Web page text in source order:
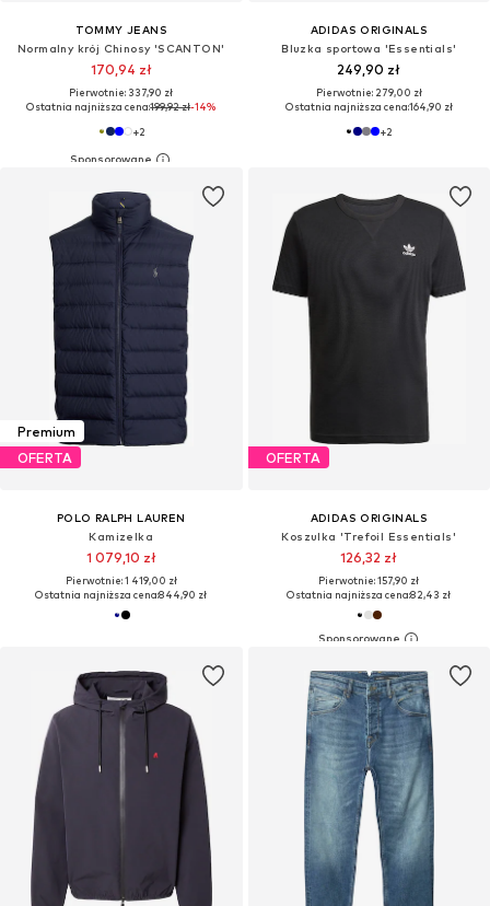
TOMMY JEANS
Normalny krój Chinosy 'SCANTON'
170,94 zł
Pierwotnie: 337,90 zł
Ostatnia najniższa cena:199,92 zł-14%
+2
ADIDAS ORIGINALS
Bluzka sportowa 'Essentials'
249,90 zł
Pierwotnie: 279,00 zł
Ostatnia najniższa cena:164,90 zł
+2
Premium
OFERTA
POLO RALPH LAUREN
Kamizelka
1 079,10 zł
Pierwotnie: 1 419,00 zł
Ostatnia najniższa cena:844,90 zł
OFERTA
ADIDAS ORIGINALS
Koszulka 'Trefoil Essentials'
126,32 zł
Pierwotnie: 157,90 zł
Ostatnia najniższa cena:82,43 zł